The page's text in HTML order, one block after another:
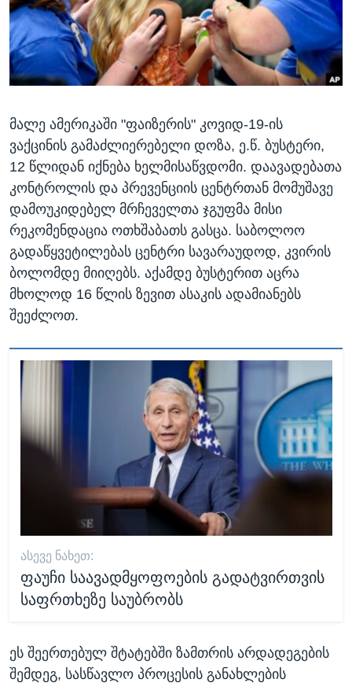
ᲡᲢᲣᲓᲘᲐ ᲕᲐᲨᲘᲜᲒᲢᲝᲜᲘ
ᲔᲙᲝᲜᲝᲛᲘᲙᲐ
ᲯᲐᲜᲛᲠᲗᲔᲚᲝᲑᲐ
ᲛᲔᲪᲜᲘᲔᲠᲔᲑᲐ
ᲙᲣᲚᲢᲣᲠᲐ
ᲒᲐᲚᲘᲚᲔᲝ
ᲓᲔᲖᲘᲜᲤᲝᲠᲛᲐᲪᲘᲐ
Learning English
ᲗᲕᲐᲚᲘ ᲒᲕᲐᲓᲔᲕᲜᲔᲗ
ენები
მალე ამერიკაში "ფაიზერის" კოვიდ-19-ის
ვაქცინის გამაძლიერებელი დოზა, ე.წ. ბუსტერი,
12 წლიდან იქნება ხელმისაწვდომი. დაავადებათა
კონტროლის და პრევენციის ცენტრთან მომუშავე
დამოუკიდებელ მრჩეველთა ჯგუფმა მისი
რეკომენდაცია ოთხშაბათს გასცა. საბოლოო
გადაწყვეტილებას ცენტრი სავარაუდოდ, კვირის
ბოლომდე მიიღებს. აქამდე ბუსტერით აცრა
მხოლოდ 16 წლის ზევით ასაკის ადამიანებს
შეეძლოთ.
ᲐᲡᲔᲕᲔ ᲜᲐᲮᲔᲗ:
ფაუჩი საავადმყოფოების გადატვირთვის
საფრთხეზე საუბრობს
ეს შეერთებულ შტატებში ზამთრის არდადეგების
შემდეგ, სასწავლო პროცესის განახლების